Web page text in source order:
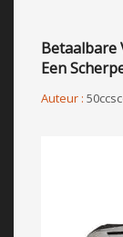
Betaalbare
Een
Auteur :